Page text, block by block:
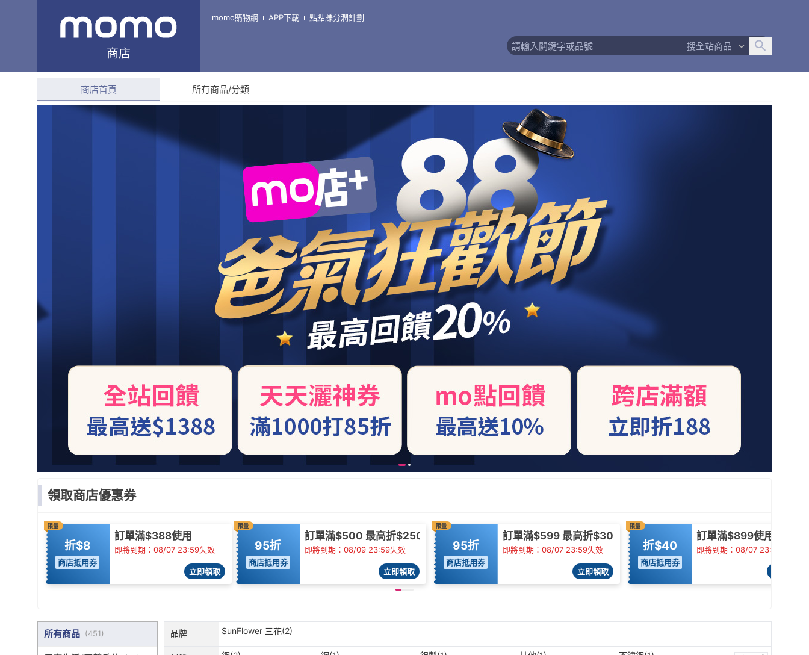
商店
momo購物網 APP下載 點點賺分潤計劃
搜全站商品
工具仁
綜合評分 商店簡介 退換貨須知
商店首頁 所有商品/分類
領取商店優惠券
限量
折$8
商店抵用券
訂單滿$388使用
即將到期：08/07 23:59失效
立即領取
限量
95折
商店抵用券
訂單滿$500 最高折$250
即將到期：08/09 23:59失效
立即領取
限量
95折
商店抵用券
訂單滿$599 最高折$30
即將到期：08/07 23:59失效
立即領取
限量
折$40
商店抵用券
訂單滿$899使用
即將到期：08/07 23:59失效
所有商品 (451) 品牌 SunFlower 三花(2)